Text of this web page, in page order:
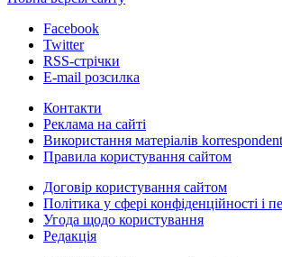
Facebook
Twitter
RSS-стрічки
E-mail розсилка
Контакти
Реклама на сайті
Використання матеріалів
Правила користування сайтом
Договір користування сайтом
Політика у сфері конфіденційності і
Угода щодо користування
Редакція